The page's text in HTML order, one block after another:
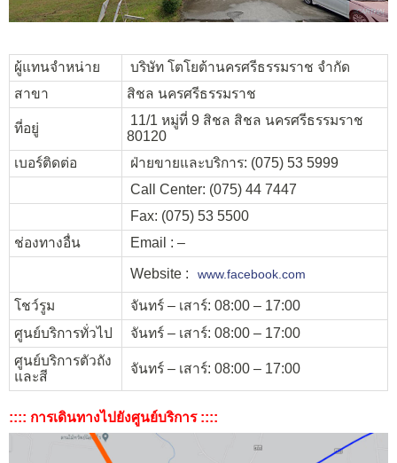
ผู้แทนจำหน่าย
บริษัท โตโยต้านครศรีธรรมราช จำกัด
สาขา
สิชล นครศรีธรรมราช
ที่อยู่
11/1 หมู่ที่ 9 สิชล สิชล นครศรีธรรมราช
80120
เบอร์ติดต่อ
ฝ่ายขายและบริการ: (075) 53 5999
Call Center: (075) 44 7447
Fax: (075) 53 5500
ช่องทางอื่น
Email : –
Website : www.facebook.com
โชว์รูม
จันทร์ – เสาร์: 08:00 – 17:00
ศูนย์บริการทั่วไป
จันทร์ – เสาร์: 08:00 – 17:00
ศูนย์บริการตัวถัง
และสี
จันทร์ – เสาร์: 08:00 – 17:00
:::: การเดินทางไปยังศูนย์บริการ ::::